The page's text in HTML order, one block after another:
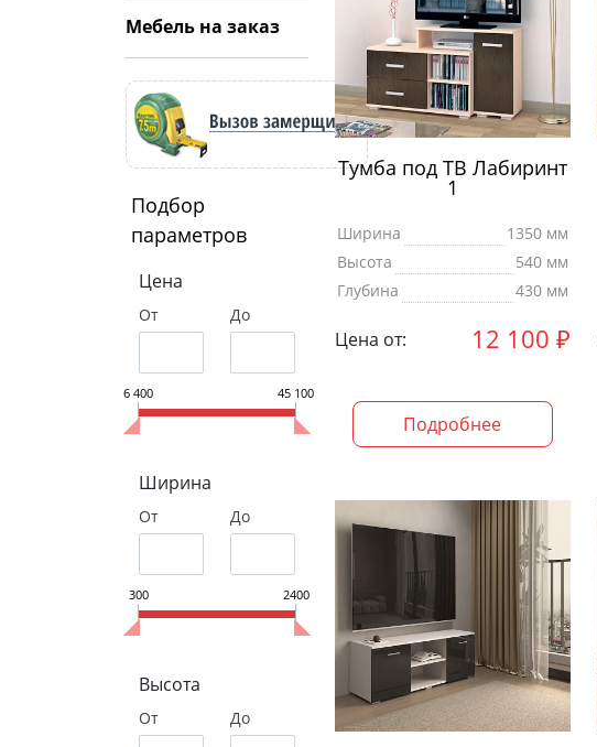
Мебель на заказ
Подбор
параметров
Цена
От До
6 400 45 100
Ширина
От До
300 2400
Высота
От До
Тумба под ТВ Лабиринт
1
Ширина
1350 мм
Высота
540 мм
Глубина
430 мм
Цена от: 12 100 ₽
Подробнее